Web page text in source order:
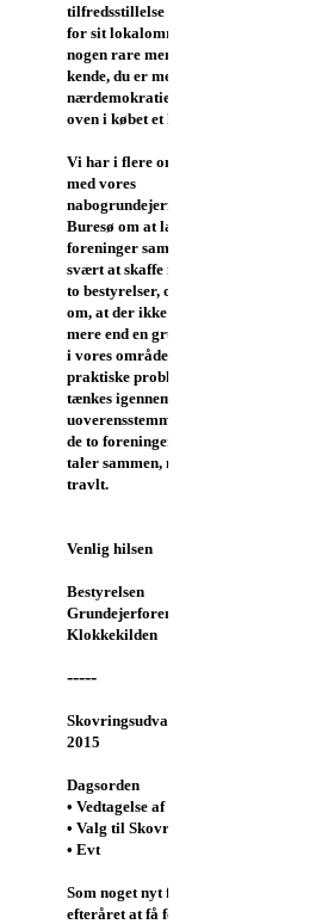
tilfredsstillelse at gøre noget
for sit lokalområde. Du lærer
nogen rare mennesker at
kende, du er med i
nærdemokratiet - og du får
oven i købet et honorar for det.
Vi har i flere omgange talt
med vores
nabogrundejerforening GF
Buresø om at lægge de to
foreninger sammen. Det er
svært at skaffe medlemmer til
to bestyrelser, og alle er enige
om, at der ikke er behov for
mere end en grundejerforening
i vores område. Der er nogen
praktiske problemer, der skal
tænkes igennem, men egentlige
uoverensstemmelser mellem
de to foreninger er der ikke.
taler sammen, men vi har ikke
travlt.
Venlig hilsen
Bestyrelsen
Grundejerforeningen
Klokkekilden
-----
Skovringsudvalgets beretning
2015
Dagsorden
• Vedtagelse af budget for 2017
• Valg til Skovringsudvalget
• Evt
Som noget nyt forsøgte vi i
efteråret at få fejet vores veje i